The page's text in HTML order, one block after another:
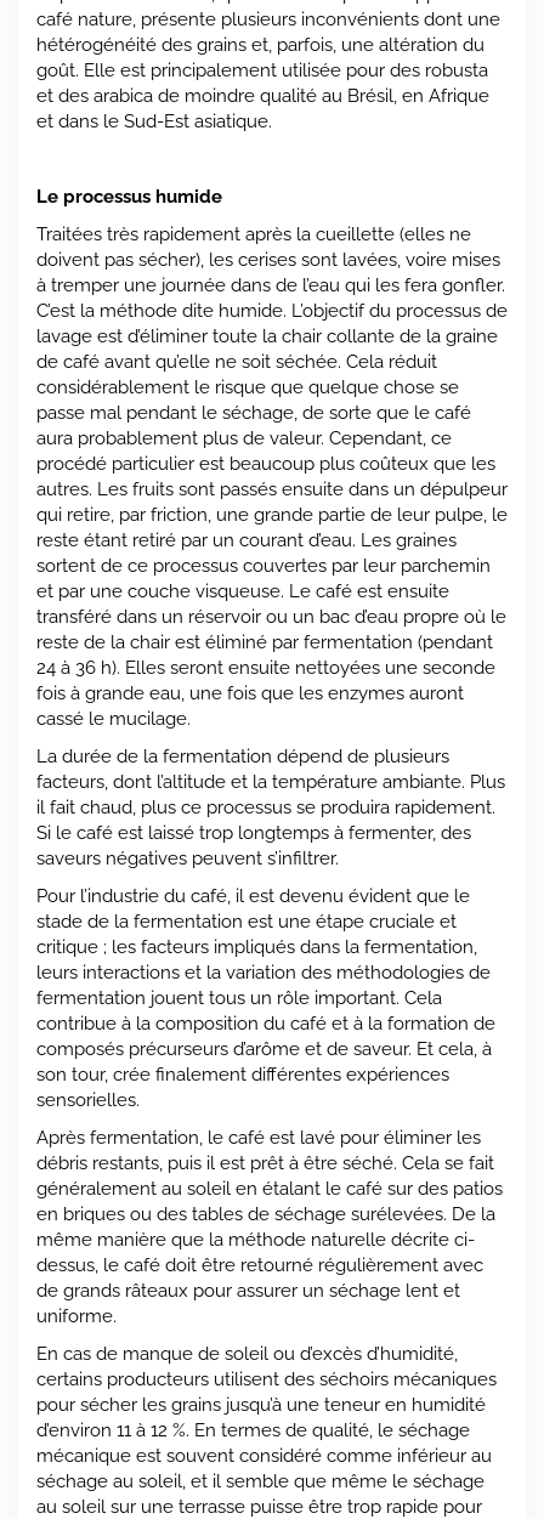
café nature, présente plusieurs inconvénients dont une
hétérogénéité des grains et, parfois, une altération du
goût. Elle est principalement utilisée pour des robusta
et des arabica de moindre qualité au Brésil, en Afrique
et dans le Sud-Est asiatique.
Le processus humide
Traitées très rapidement après la cueillette (elles ne
doivent pas sécher), les cerises sont lavées, voire mises
à tremper une journée dans de l’eau qui les fera gonfler.
C’est la méthode dite humide. L’objectif du processus de
lavage est d’éliminer toute la chair collante de la graine
de café avant qu’elle ne soit séchée. Cela réduit
considérablement le risque que quelque chose se
passe mal pendant le séchage, de sorte que le café
aura probablement plus de valeur. Cependant, ce
procédé particulier est beaucoup plus coûteux que les
autres. Les fruits sont passés ensuite dans un dépulpeur
qui retire, par friction, une grande partie de leur pulpe, le
reste étant retiré par un courant d’eau. Les graines
sortent de ce processus couvertes par leur parchemin
et par une couche visqueuse. Le café est ensuite
transféré dans un réservoir ou un bac d’eau propre où le
reste de la chair est éliminé par fermentation (pendant
24 à 36 h). Elles seront ensuite nettoyées une seconde
fois à grande eau, une fois que les enzymes auront
cassé le mucilage.
La durée de la fermentation dépend de plusieurs
facteurs, dont l’altitude et la température ambiante. Plus
il fait chaud, plus ce processus se produira rapidement.
Si le café est laissé trop longtemps à fermenter, des
saveurs négatives peuvent s’infiltrer.
Pour l’industrie du café, il est devenu évident que le
stade de la fermentation est une étape cruciale et
critique ; les facteurs impliqués dans la fermentation,
leurs interactions et la variation des méthodologies de
fermentation jouent tous un rôle important. Cela
contribue à la composition du café et à la formation de
composés précurseurs d’arôme et de saveur. Et cela, à
son tour, crée finalement différentes expériences
sensorielles.
Après fermentation, le café est lavé pour éliminer les
débris restants, puis il est prêt à être séché. Cela se fait
généralement au soleil en étalant le café sur des patios
en briques ou des tables de séchage surélevées. De la
même manière que la méthode naturelle décrite ci-
dessus, le café doit être retourné régulièrement avec
de grands râteaux pour assurer un séchage lent et
uniforme.
En cas de manque de soleil ou d’excès d’humidité,
certains producteurs utilisent des séchoirs mécaniques
pour sécher les grains jusqu’à une teneur en humidité
d’environ 11 à 12 %. En termes de qualité, le séchage
mécanique est souvent considéré comme inférieur au
séchage au soleil, et il semble que même le séchage
au soleil sur une terrasse puisse être trop rapide pour